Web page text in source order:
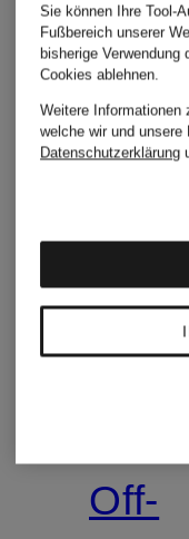
Off-
Sie können Ihre Tool-
Fußbereich unserer
bisherige Verwendung
Cookies ablehnen.
Weitere Informationen
welche wir und unsere
Datenschutzerklärung